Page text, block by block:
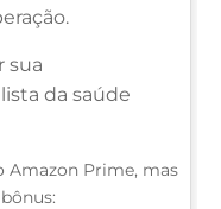
sua
da saúde
Amazon Prime, mas